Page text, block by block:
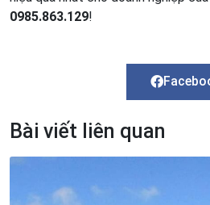
0985.863.129!
Bài viết liên quan